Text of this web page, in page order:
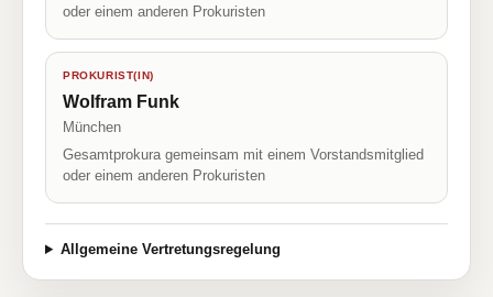
oder einem anderen Prokuristen
PROKURIST(IN)
Wolfram Funk
München
Gesamtprokura gemeinsam mit einem Vorstandsmitglied
oder einem anderen Prokuristen
Allgemeine Vertretungsregelung